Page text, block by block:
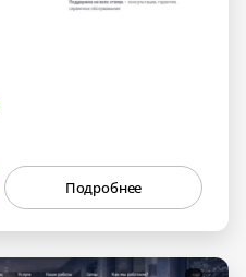
Подробнее